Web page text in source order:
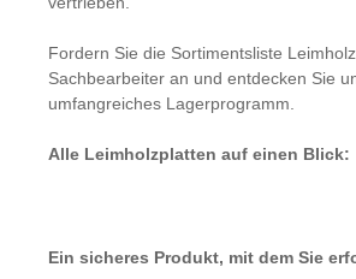
Fordern Sie die Sortimentsliste
Sachbearbeiter an und entdecken Sie
umfangreiches Lagerprogramm.
Alle Leimholzplatten auf einen Blick:
Ein sicheres Produkt, mit dem Sie